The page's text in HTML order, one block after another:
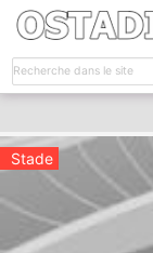
Stade